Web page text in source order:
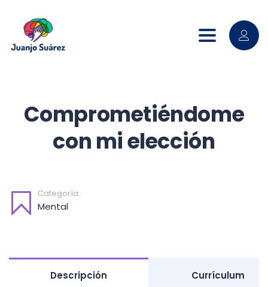
Toggle
Comprometiéndome
con mi elección
Categoría:
Mental
Descripción Currículum